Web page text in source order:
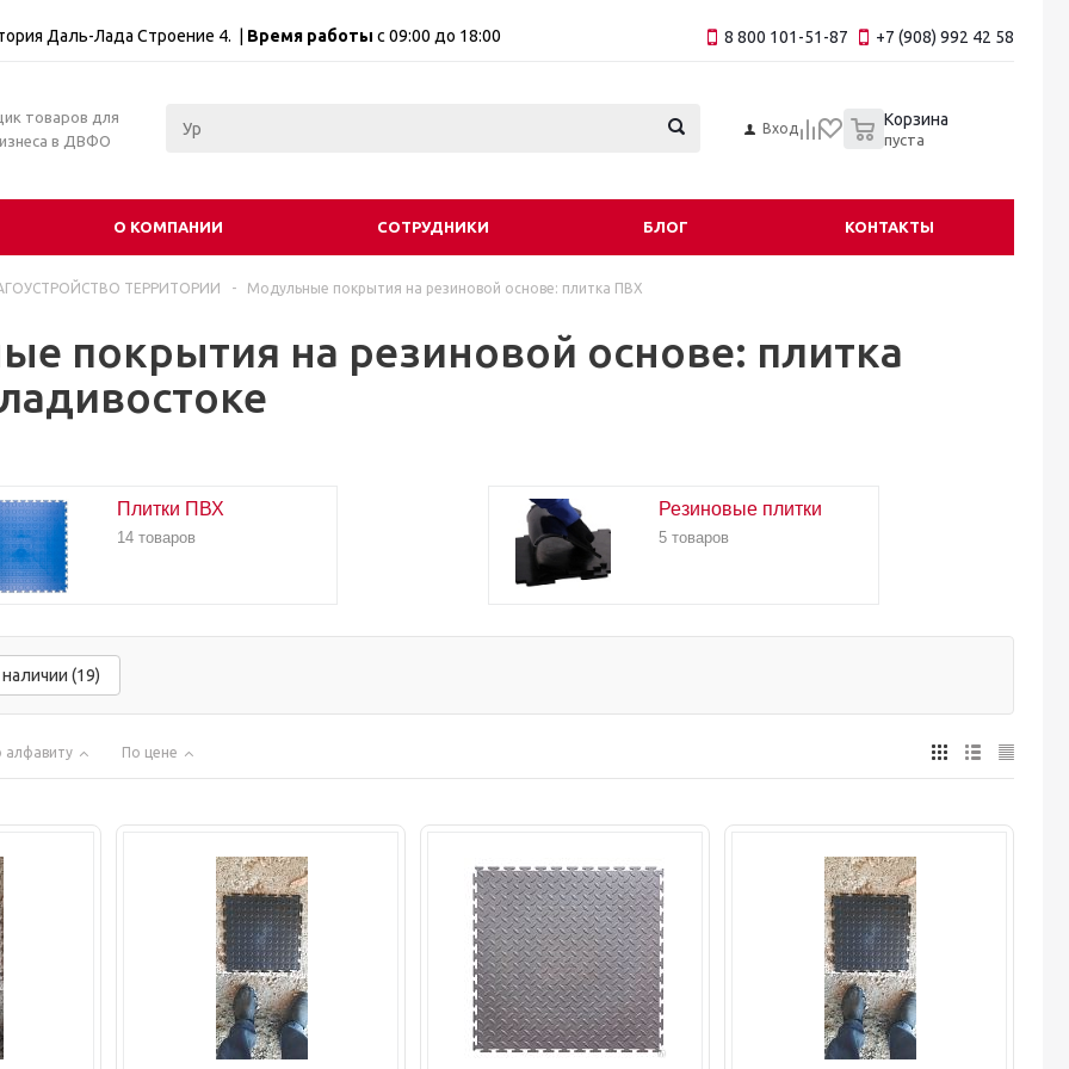
Даль-Лада Строение 4. | Время работы с 09:00 до 18:00 8 800 101-51-87 +7 (908) 992 42 58
товаров для
в ДВФО
Вход Корзина
пуста
О КОМПАНИИ СОТРУДНИКИ БЛОГ КОНТАКТЫ
ТЕРРИТОРИИ - Модульные покрытия на резиновой основе: плитка ПВХ
покрытия на резиновой основе: плитка
Плитки ПВХ
14 товаров
Резиновые плитки
5 товаров
(19)
алфавиту По цене